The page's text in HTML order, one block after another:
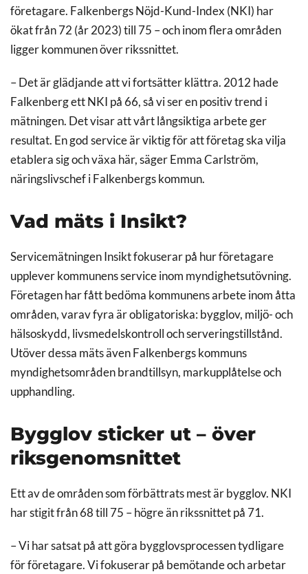
företagare. Falkenbergs Nöjd-Kund-Index (NKI) har
ökat från 72 (år 2023) till 75 – och inom flera områden
ligger kommunen över rikssnittet.
– Det är glädjande att vi fortsätter klättra. 2012 hade
Falkenberg ett NKI på 66, så vi ser en positiv trend i
mätningen. Det visar att vårt långsiktiga arbete ger
resultat. En god service är viktig för att företag ska vilja
etablera sig och växa här, säger Emma Carlström,
näringslivschef i Falkenbergs kommun.
Vad mäts i Insikt?
Servicemätningen Insikt fokuserar på hur företagare
upplever kommunens service inom myndighetsutövning.
Företagen har fått bedöma kommunens arbete inom åtta
områden, varav fyra är obligatoriska: bygglov, miljö- och
hälsoskydd, livsmedelskontroll och serveringstillstånd.
Utöver dessa mäts även Falkenbergs kommuns
myndighetsområden brandtillsyn, markupplåtelse och
upphandling.
Bygglov sticker ut – över
riksgenomsnittet
Ett av de områden som förbättrats mest är bygglov. NKI
har stigit från 68 till 75 – högre än rikssnittet på 71.
– Vi har satsat på att göra bygglovsprocessen tydligare
för företagare. Vi fokuserar på bemötande och arbetar